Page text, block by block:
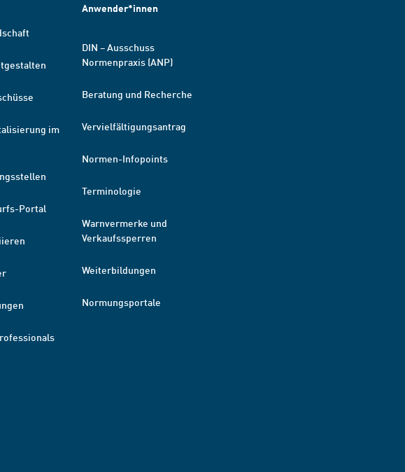
im
Portal
Anwender*innen
DIN – Ausschuss
Normenpraxis (ANP)
Beratung und Recherche
Vervielfältigungsantrag
Normen-Infopoints
Terminologie
Warnvermerke und
Verkaufssperren
Weiterbildungen
Normungsportale